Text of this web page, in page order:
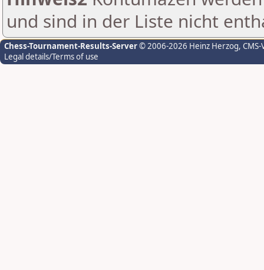
und sind in der Liste nicht
Chess-Tournament-Results-Server© 2006-2026 Heinz Herzog,
Legal details/Terms of use